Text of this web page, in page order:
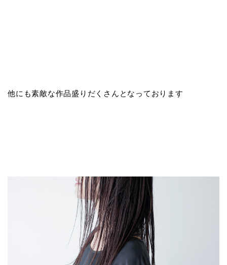
他にも素敵な作品盛りだくさんとなっております